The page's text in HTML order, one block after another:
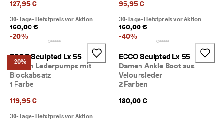
127,95 €
30-Tage-Tiefstpreis vor Aktion
160,00 €
-20%
95,95 €
30-Tage-Tiefstpreis vor Aktion
160,00 €
-40%
-20%
ECCO Sculpted Lx 55
Damen Lederpumps mit
Blockabsatz
1 Farbe
119,95 €
30-Tage-Tiefstpreis vor Aktion
ECCO Sculpted Lx 55
Damen Ankle Boot aus
Veloursleder
2 Farben
180,00 €